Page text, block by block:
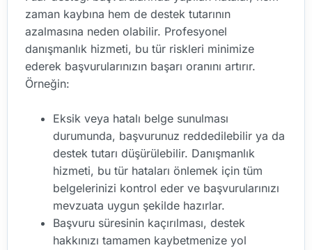
zaman kaybına hem de destek tutarının
azalmasına neden olabilir. Profesyonel
danışmanlık hizmeti, bu tür riskleri minimize
ederek başvurularınızın başarı oranını artırır.
Örneğin:
Eksik veya hatalı belge sunulması
durumunda, başvurunuz reddedilebilir ya da
destek tutarı düşürülebilir. Danışmanlık
hizmeti, bu tür hataları önlemek için tüm
belgelerinizi kontrol eder ve başvurularınızı
mevzuata uygun şekilde hazırlar.
Başvuru süresinin kaçırılması, destek
hakkınızı tamamen kaybetmenize yol